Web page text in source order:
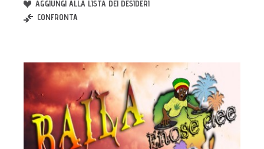
AGGIUNGI ALLA LISTA DEI DESIDERI
CONFRONTA